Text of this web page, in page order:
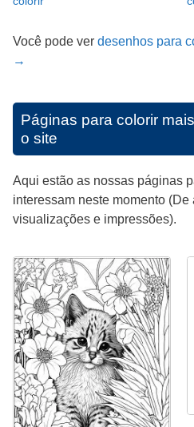
Você pode ver desenhos para
→
Páginas para colorir
o site
Aqui estão as nossas páginas
interessam neste momento
visualizações e impressões).